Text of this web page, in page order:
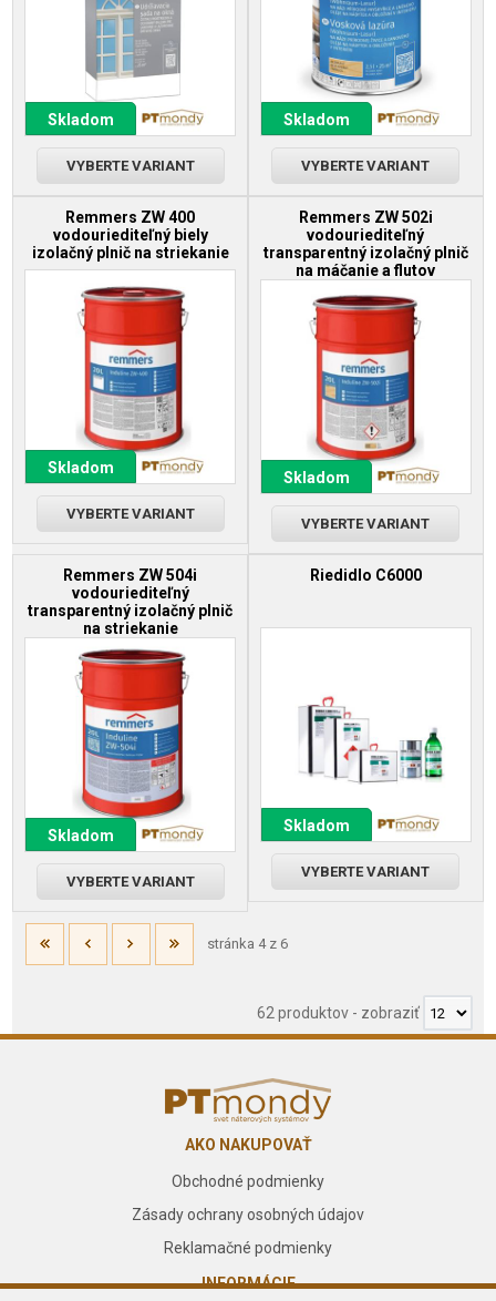
Skladom
VYBERTE VARIANT
Skladom
VYBERTE VARIANT
Remmers ZW 400
vodouriediteľný biely
izolačný plnič na striekanie
Skladom
VYBERTE VARIANT
Remmers ZW 502i
vodouriediteľný
transparentný izolačný plnič
na máčanie a flutov
Skladom
VYBERTE VARIANT
Remmers ZW 504i
vodouriediteľný
transparentný izolačný plnič
na striekanie
Skladom
VYBERTE VARIANT
Riedidlo C6000
Skladom
VYBERTE VARIANT
stránka 4 z 6
62 produktov- zobraziť
AKO NAKUPOVAŤ
Obchodné podmienky
Zásady ochrany osobných údajov
Reklamačné podmienky
INFORMÁCIE